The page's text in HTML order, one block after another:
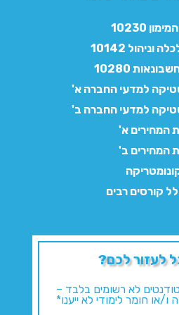
10230
10142
10280
למדעי החברה א'
למדעי החברה ב'
המחירים א'
המחירים ב'
קורסים רבים
לעזור לכם?
לא רשומים בלבד –
ו/או חומר לימודי לא ייענו*